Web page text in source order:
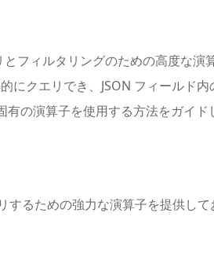
フィルタリングのための高度な
にクエリでき、JSON フィールド
の演算子を使用する方法をガイド
るための強力な演算子を提供し